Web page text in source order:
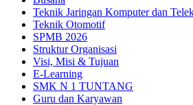
Teknik Jaringan Komputer dan
Teknik Otomotif
SPMB 2026
Struktur Organisasi
Visi, Misi & Tujuan
E-Learning
SMK N 1 TUNTANG
Guru dan Karyawan